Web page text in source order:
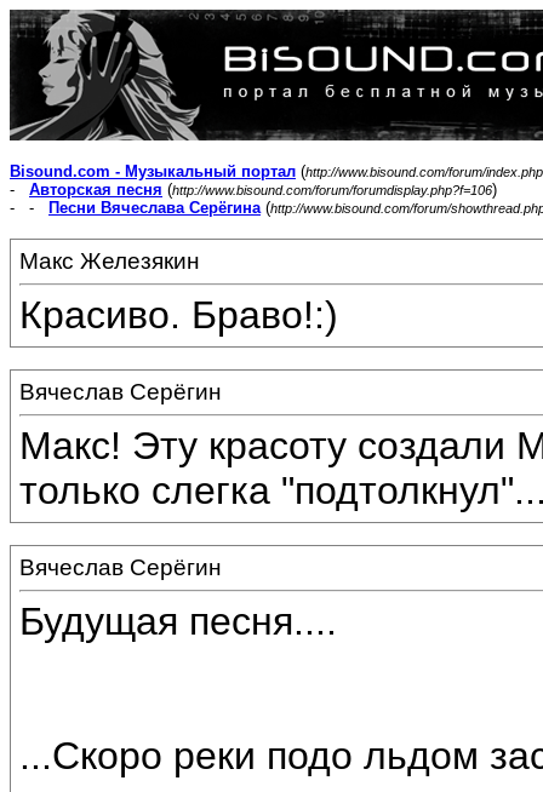
Bisound.com - Музыкальный портал (http://www.bisound.com/forum/index.php
- Авторская песня (http://www.bisound.com/forum/forumdisplay.php?f=106)
- -
Песни Вячеслава Серёгина(http://www.bisound.com/forum/
Макс Железякин
Красиво. Браво!:)
Вячеслав Серёгин
Макс! Эту красоту создали
только слегка
Вячеслав Серёгин
Будущая песня....
...Скоро реки подо льдом